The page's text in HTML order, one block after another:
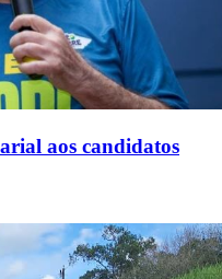
aos candidatos